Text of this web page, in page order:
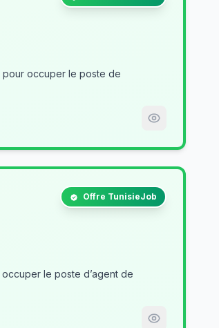
pour occuper le poste de
Offre TunisieJob